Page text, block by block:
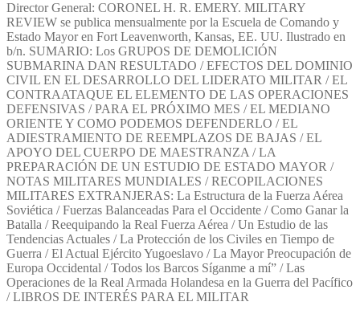
-
Escuela
de
Comando
y
Estado
Mayor
cantidad
Director General: CORONEL H. R. EMERY. MILITARY
REVIEW se publica mensualmente por la Escuela de Comando y
Estado Mayor en Fort Leavenworth, Kansas, EE. UU. Ilustrado en
b/n. SUMARIO: Los GRUPOS DE DEMOLICIÓN
SUBMARINA DAN RESULTADO / EFECTOS DEL DOMINIO
CIVIL EN EL DESARROLLO DEL LIDERATO MILITAR / EL
CONTRAATAQUE EL ELEMENTO DE LAS OPERACIONES
DEFENSIVAS / PARA EL PRÓXIMO MES / EL MEDIANO
ORIENTE Y COMO PODEMOS DEFENDERLO / EL
ADIESTRAMIENTO DE REEMPLAZOS DE BAJAS / EL
APOYO DEL CUERPO DE MAESTRANZA / LA
PREPARACIÓN DE UN ESTUDIO DE ESTADO MAYOR /
NOTAS MILITARES MUNDIALES / RECOPILACIONES
MILITARES EXTRANJERAS: La Estructura de la Fuerza Aérea
Soviética / Fuerzas Balanceadas Para el Occidente / Como Ganar la
Batalla / Reequipando la Real Fuerza Aérea / Un Estudio de las
Tendencias Actuales / La Protección de los Civiles en Tiempo de
Guerra / El Actual Ejército Yugoeslavo / La Mayor Preocupación de
Europa Occidental / Todos los Barcos Síganme a mí” / Las
Operaciones de la Real Armada Holandesa en la Guerra del Pacífico
/ LIBROS DE INTERÉS PARA EL MILITAR